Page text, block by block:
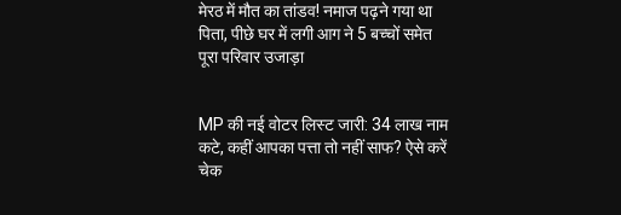
मेरठ में मौत का तांडव! नमाज पढ़ने गया था
पिता, पीछे घर में लगी आग ने 5 बच्चों समेत
पूरा परिवार उजाड़ा
MP की नई वोटर लिस्ट जारी: 34 लाख नाम
कटे, कहीं आपका पत्ता तो नहीं साफ? ऐसे करें
चेक